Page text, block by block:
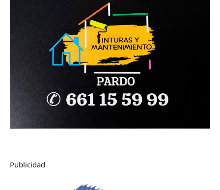
Publicidad